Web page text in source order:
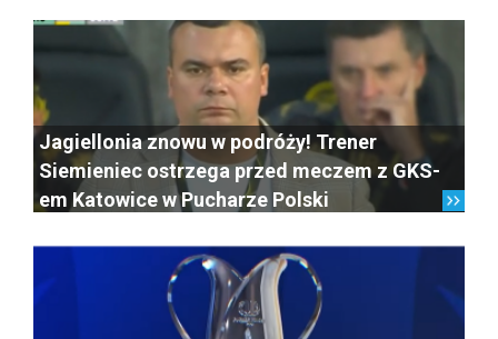
Jagiellonia znowu w podróży! Trener
Siemieniec ostrzega przed meczem z GKS-
em Katowice w Pucharze Polski